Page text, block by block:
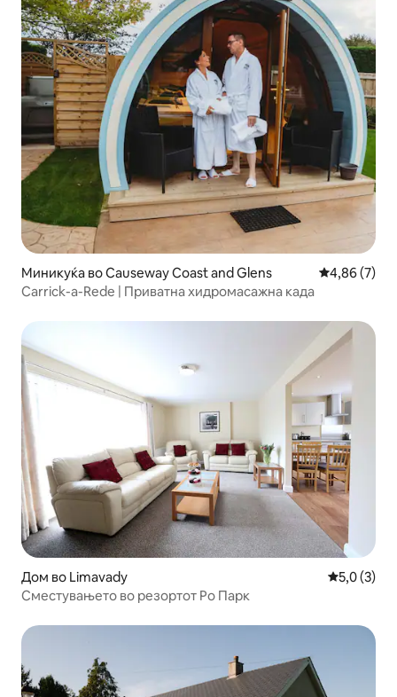
Миникуќа во Causeway Coast and Glens Просечна
4,86 (7)
Carrick-a-Rede | Приватна хидромасажна када
Дом во Limavady Просечна
5,0 (3)
Сместувањето во резортот Ро Парк